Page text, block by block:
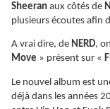
Sheeran aux côtés de
plusieurs écoutes afin
A vrai dire, de NERD,
Move » présent sur «
Le nouvel album est
déjà dans les années